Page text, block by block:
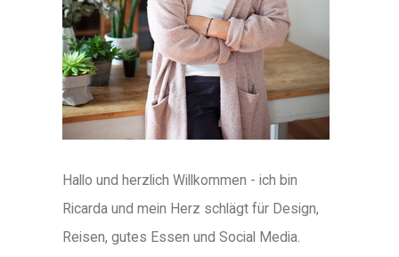
Hallo und herzlich Willkommen - ich bin
Ricarda und mein Herz schlägt für Design,
Reisen, gutes Essen und Social Media.